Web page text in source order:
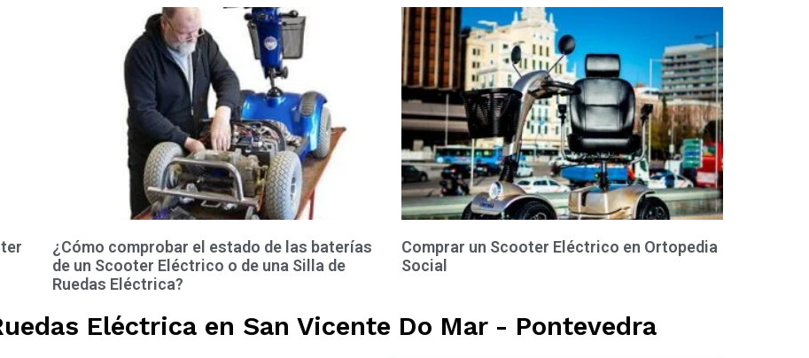
¿Cómo comprobar el estado de las baterías
de un Scooter Eléctrico o de una Silla de
Ruedas Eléctrica?
Comprar un Scooter Eléctrico en Ortopedia
Social
Eléctrica en San Vicente Do Mar - Pontevedra